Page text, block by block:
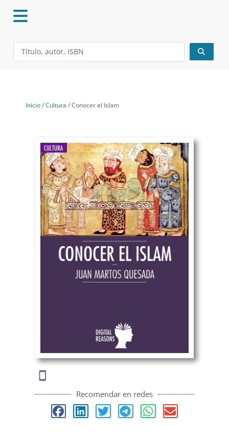
Search
Inicio/Cultura / Conocer el Islam
Recomendar en redes